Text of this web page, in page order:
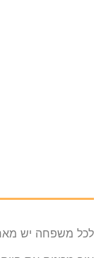
לכל משפחה יש מארג